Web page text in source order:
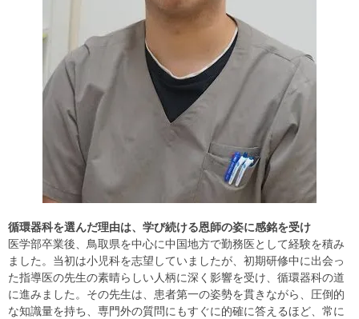
循環器科を選んだ理由は、学び続ける恩師の姿に感銘を受け
医学部卒業後、鳥取県を中心に中国地方で勤務医として経験を積み
ました。当初は小児科を志望していましたが、初期研修中に出会っ
た指導医の先生の素晴らしい人柄に深く影響を受け、循環器科の道
に進みました。その先生は、患者第一の姿勢を貫きながら、圧倒的
な知識量を持ち、専門外の質問にもすぐに的確に答えるほど、常に